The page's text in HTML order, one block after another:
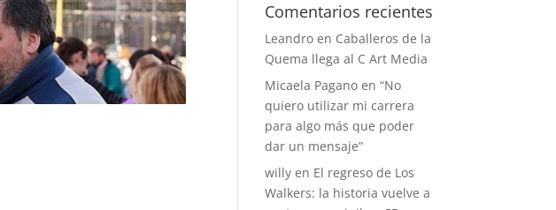
Comentarios recientes
Leandro en Caballeros de la
Quema llega al C Art Media
Micaela Pagano en“No
quiero utilizar mi carrera
para algo más que poder
dar un mensaje”
willy en El regreso de Los
Walkers: la historia vuelve a